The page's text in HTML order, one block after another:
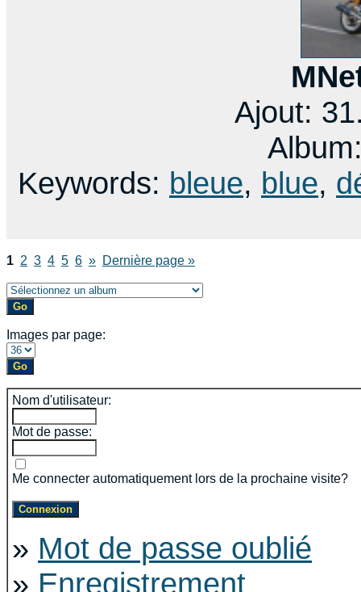
Ajout:
Keywords: bleue, blue,
1 2 3 4 5 6 » Dernière page »
Images par page:
Nom d'utilisateur:
Mot de passe:
Me connecter automatiquement lors de la prochaine visite?
» Mot de passe oublié
» Enregistrement